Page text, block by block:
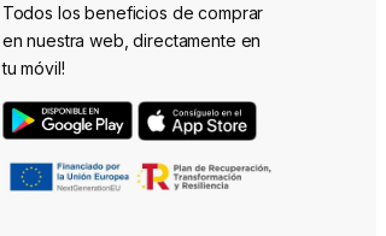
Todos los beneficios de comprar
en nuestra web, directamente en
tu móvil!